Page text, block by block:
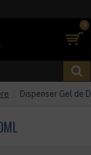
0
Dispenser Gel de